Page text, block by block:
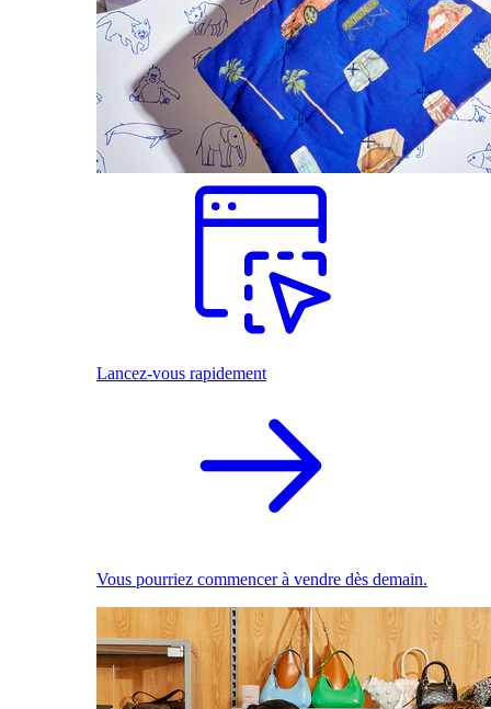
Lancez-vous rapidement
Vous pourriez commencer à vendre dès demain.